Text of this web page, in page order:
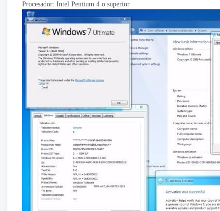
Procesador: Intel Pentium 4 o superior